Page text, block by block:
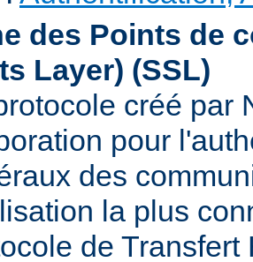
des Points de
Layer) (SSL)
créé par
pour
des
la plus
de